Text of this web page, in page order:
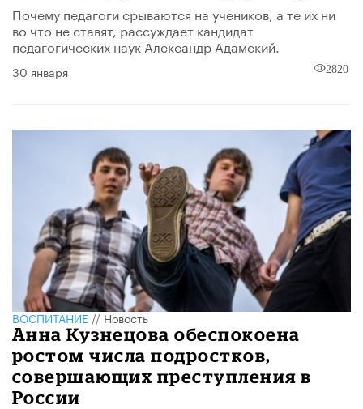
Почему педагоги срываются на учеников, а те их ни
во что не ставят, рассуждает кандидат
педагогических наук Александр Адамский.
30 января 2820
ВОСПИТАНИЕ//Новость
Анна Кузнецова обеспокоена
ростом числа подростков,
совершающих преступления в
России